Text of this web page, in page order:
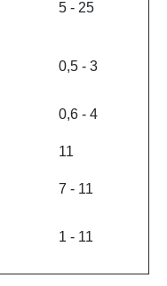
5 - 25
0,5 - 3
0,6 - 4
11
7 - 11
1 - 11